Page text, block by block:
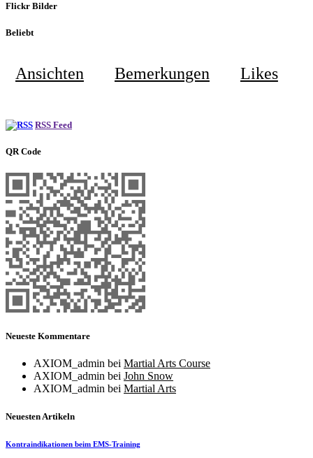
Flickr Bilder
Beliebt
Ansichten Bemerkungen Likes
RSS Feed
QR Code
Neueste Kommentare
AXIOM_admin bei Martial Arts Course
AXIOM_admin bei John Snow
AXIOM_admin bei Martial Arts
Neuesten Artikeln
Kontraindikationen beim EMS-Training